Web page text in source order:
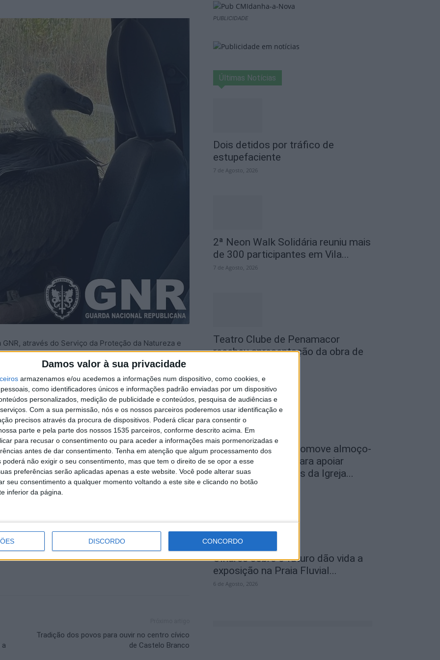
Damos valor à sua privacidade
armazenamos e/ou acedemos a informações num dispositivo, como cookies, e
como identificadores únicos e informações padrão enviadas por um dispositivo
personalizados, medição de publicidade e conteúdos, pesquisa de audiências e
Com a sua permissão, nós e os nossos parceiros poderemos usar identificação e
precisos através da procura de dispositivos. Poderá clicar para consentir o
parte e pela parte dos nossos 1535 parceiros, conforme descrito acima. Em
para recusar o consentimento ou para aceder a informações mais pormenorizadas e
antes de dar consentimento. Tenha em atenção que algum processamento dos
poderá não exigir o seu consentimento, mas que tem o direito de se opor a esse
preferências serão aplicadas apenas a este website. Você pode alterar suas
seu consentimento a qualquer momento voltando a este site e clicando no botão
inferior da página.
DISCORDO CONCORDO
através do Serviço da Proteção da Natureza e
(Gyps fulvus), no concelho de Vila Velha de
no decorrer de uma ação de patrulhamento, e após
Serviço da Proteção da Natureza e do Ambiente
no interior de uma viatura degradada, em Vila Velha
e transportado para o Centro de Recuperação
monitorização do seu estado de saúde,
natural.
a
Tradição dos povos para ouvir no centro cívico
de Castelo Branco
PUBLICIDADE
Últimas Notícias
Dois detidos por tráfico de
estupefaciente
7 de Agosto, 2026
2ª Neon Walk Solidária reuniu mais
de 300 participantes em Vila...
7 de Agosto, 2026
Teatro Clube de Penamacor
recebeu apresentação da obra de
7 de Agosto, 2026
Proença-a-Velha promove almoço-
convívio solidário para apoiar
restauro dos altares da Igreja...
6 de Agosto, 2026
Olhares sobre o futuro dão vida a
exposição na Praia Fluvial...
6 de Agosto, 2026